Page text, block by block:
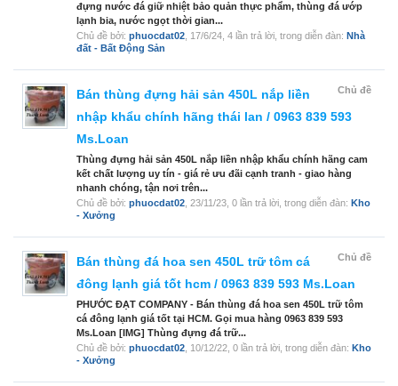
đựng nước đá giữ nhiệt bảo quản thực phẩm, thùng đá ướp
lạnh bia, nước ngọt thời gian...
Chủ đề bởi: phuocdat02 17/6/24 , 4 lần trả lời, trong diễn đàn: Nhà
đất - Bất Động Sản
Chủ đề
Bán thùng đựng hải sản 450L nắp liền
nhập khẩu chính hãng thái lan / 0963 839 593
Ms.Loan
Thùng đựng hải sản 450L nắp liền nhập khẩu chính hãng cam
kết chất lượng uy tín - giá rẻ ưu đãi cạnh tranh - giao hàng
nhanh chóng, tận nơi trên...
Chủ đề bởi: phuocdat02 23/11/23 , 0 lần trả lời, trong diễn đàn: Kho
- Xưởng
Chủ đề
Bán thùng đá hoa sen 450L trữ tôm cá
đông lạnh giá tốt hcm / 0963 839 593 Ms.Loan
PHƯỚC ĐẠT COMPANY - Bán thùng đá hoa sen 450L trữ tôm
cá đông lạnh giá tốt tại HCM. Gọi mua hàng 0963 839 593
Ms.Loan [IMG] Thùng đựng đá trữ...
Chủ đề bởi: phuocdat02 10/12/22 , 0 lần trả lời, trong diễn đàn: Kho
- Xưởng